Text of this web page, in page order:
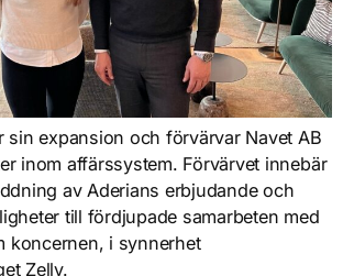
sin expansion och förvärvar Navet AB
inom affärssystem. Förvärvet innebär
av Aderians erbjudande och
till fördjupade samarbeten med
koncernen, i synnerhet
Zelly.